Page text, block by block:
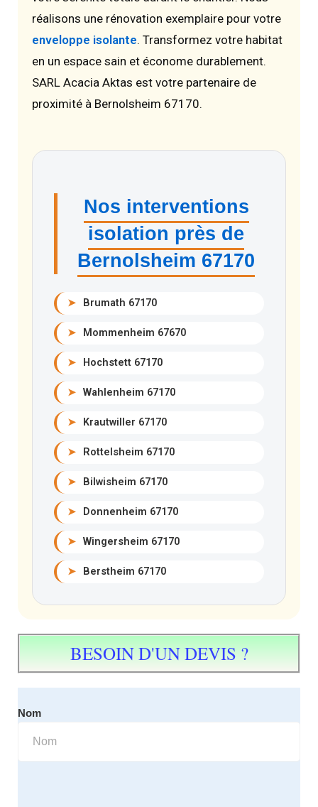
réalisons une rénovation exemplaire pour votre
enveloppe isolante. Transformez votre habitat
en un espace sain et économe durablement.
SARL Acacia Aktas est votre partenaire de
proximité à Bernolsheim 67170.
Nos interventions
isolation près de
Bernolsheim 67170
➤ Brumath 67170
➤ Mommenheim 67670
➤ Hochstett 67170
➤ Wahlenheim 67170
➤ Krautwiller 67170
➤ Rottelsheim 67170
➤ Bilwisheim 67170
➤ Donnenheim 67170
➤ Wingersheim 67170
➤ Berstheim 67170
BESOIN D'UN DEVIS ?
Nom